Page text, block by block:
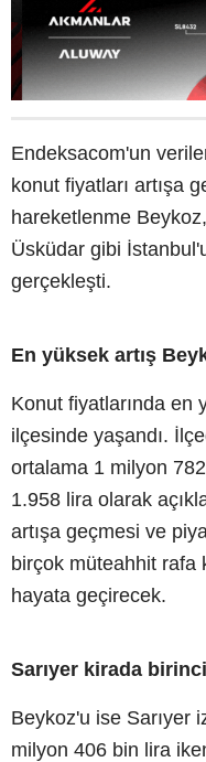
Endeksacom'un
konut fiyatları artışa
hareketlenme
Üsküdar gibi
gerçekleşti.
En yüksek artış
Konut fiyatlarında en
ilçesinde yaşandı.
ortalama 1 milyon
1.958 lira olarak
artışa geçmesi ve
birçok müteahhit rafa
hayata geçirecek.
Sarıyer kirada birinci
Beykoz'u ise Sarıyer
milyon 406 bin lira